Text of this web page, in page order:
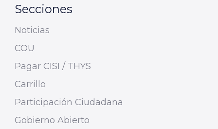
Secciones
Noticias
COU
Pagar CISI / THYS
Carrillo
Participación Ciudadana
Gobierno Abierto